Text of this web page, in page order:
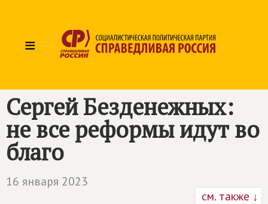
≡
Сергей Безденежных:
не все реформы идут во
благо
16 января 2023
см. также ↓